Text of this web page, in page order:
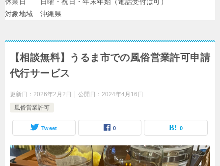
対象地域 沖縄県
【相談無料】うるま市での風俗営業許可申請
代行サービス
更新日： 2026年2月2日 公開日： 2024年4月16日
風俗営業許可
Tweet 0 0